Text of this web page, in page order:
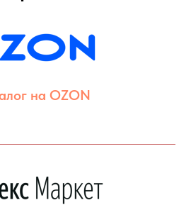
на OZON